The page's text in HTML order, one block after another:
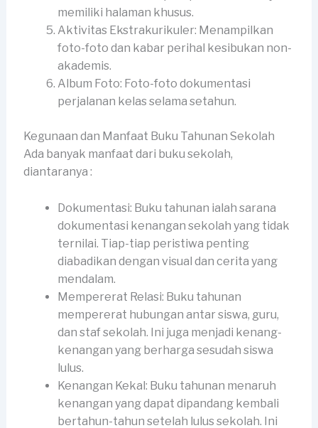
memiliki halaman khusus.
Aktivitas Ekstrakurikuler: Menampilkan
foto-foto dan kabar perihal kesibukan non-
akademis.
Album Foto: Foto-foto dokumentasi
perjalanan kelas selama setahun.
Kegunaan dan Manfaat Buku Tahunan Sekolah
Ada banyak manfaat dari buku sekolah,
diantaranya :
Dokumentasi: Buku tahunan ialah sarana
dokumentasi kenangan sekolah yang tidak
ternilai. Tiap-tiap peristiwa penting
diabadikan dengan visual dan cerita yang
mendalam.
Mempererat Relasi: Buku tahunan
mempererat hubungan antar siswa, guru,
dan staf sekolah. Ini juga menjadi kenang-
kenangan yang berharga sesudah siswa
lulus.
Kenangan Kekal: Buku tahunan menaruh
kenangan yang dapat dipandang kembali
bertahun-tahun setelah lulus sekolah. Ini